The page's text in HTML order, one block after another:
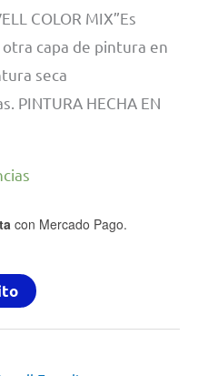
COLOR MIX”Es
capa de pintura en
seca
PINTURA HECHA EN
con Mercado Pago.